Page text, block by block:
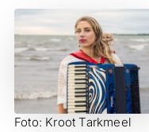
Foto: Kroot Tarkmeel